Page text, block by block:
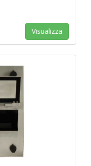
Visualizza